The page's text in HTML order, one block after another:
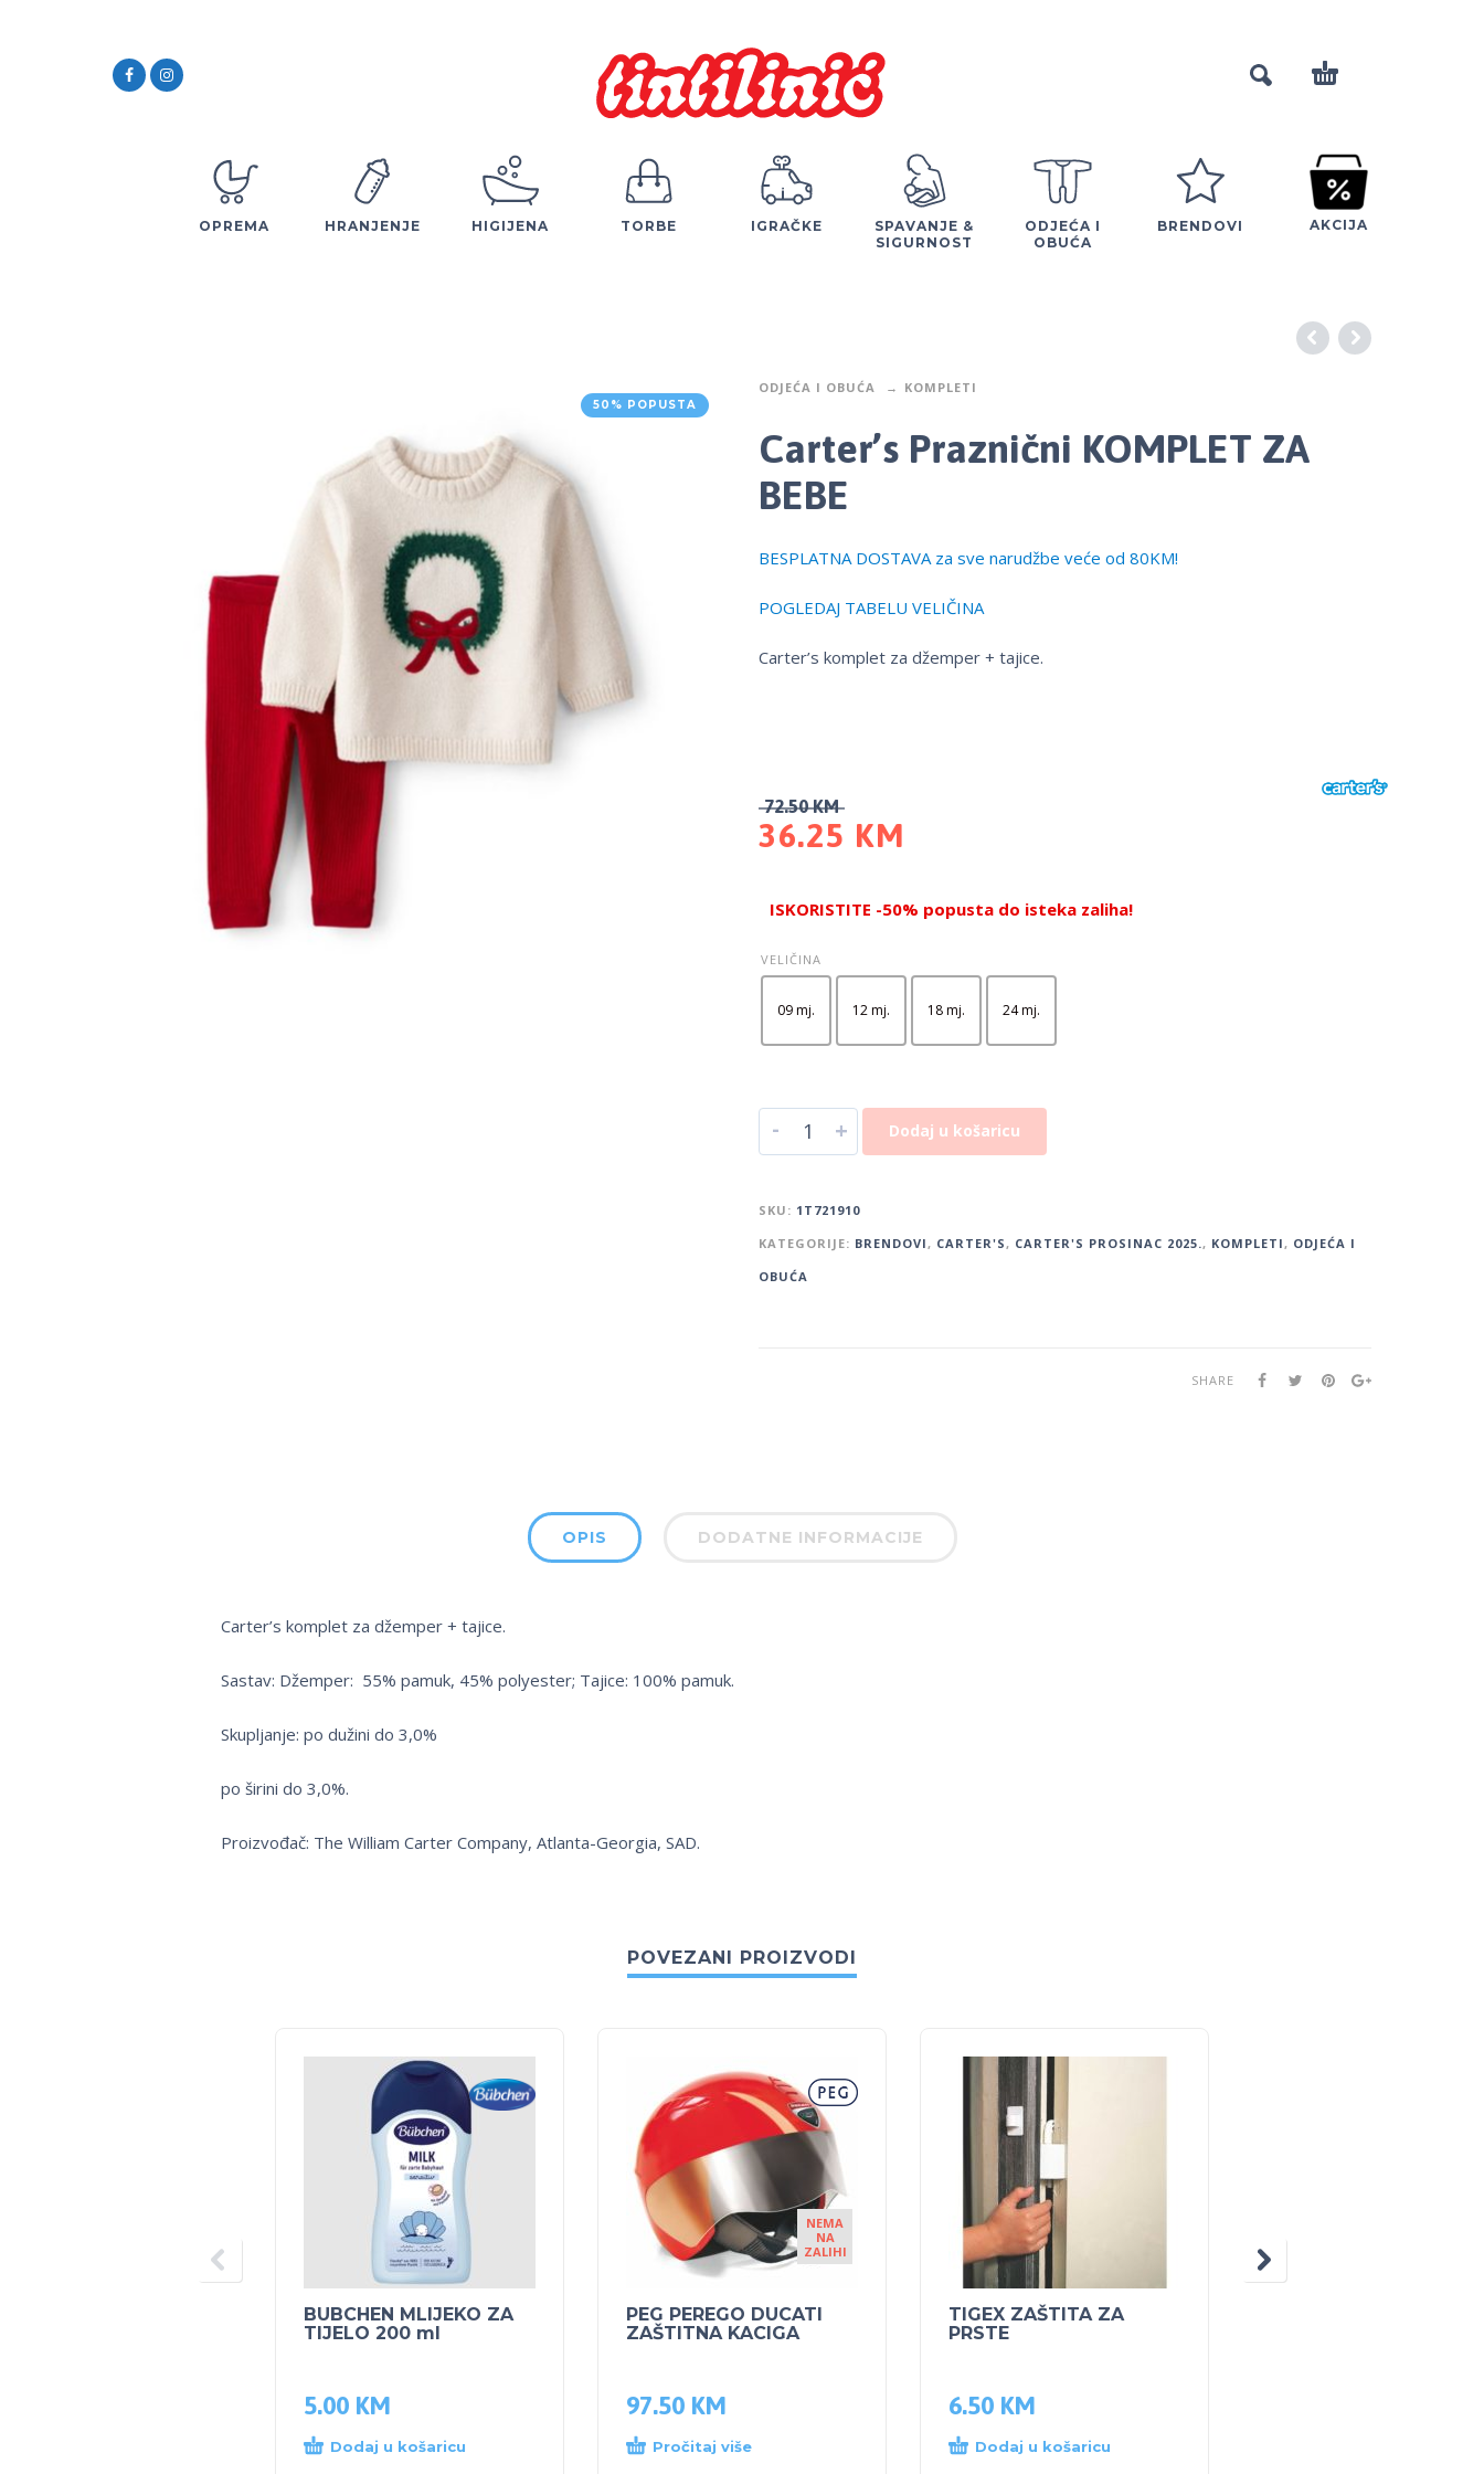
OPREMA HRANJENJE HIGIJENA TORBE IGRAČKE
SPAVANJE &
SIGURNOST
ODJEĆA I
OBUĆA
BRENDOVI AKCIJA
50% POPUSTA
ODJEĆA I OBUĆA KOMPLETI
Carter’s Praznični KOMPLET ZA
BEBE
BESPLATNA DOSTAVA za sve narudžbe veće od 80KM!
POGLEDAJ TABELU VELIČINA
Carter’s komplet za džemper + tajice.
72.50KM
36.25 KM
ISKORISTITE -50% popusta do isteka zaliha!
VELIČINA
09 mj. 12 mj. 18 mj. 24 mj.
- + Dodaj u košaricu
SKU: 1T721910
KATEGORIJE: BRENDOVI, CARTER'S, CARTER'S PROSINAC 2025., KOMPLETI, ODJEĆA I
OBUĆA
SHARE
OPIS DODATNE INFORMACIJE
Carter’s komplet za džemper + tajice.
Sastav: Džemper: 55% pamuk, 45% polyester; Tajice: 100% pamuk.
Skupljanje: po dužini do 3,0%
po širini do 3,0%.
Proizvođač: The William Carter Company, Atlanta-Georgia, SAD.
POVEZANI PROIZVODI
BUBCHEN MLIJEKO ZA
TIJELO 200 ml
5.00 KM
Dodaj u košaricu
NEMA
NA
ZALIHI
PEG PEREGO DUCATI
ZAŠTITNA KACIGA
97.50 KM
Pročitaj više
TIGEX ZAŠTITA ZA
PRSTE
6.50 KM
Dodaj u košaricu